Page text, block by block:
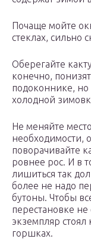
Почаще мойте
стеклах, сильно
Оберегайте
конечно,
подоконнике,
холодной
Не меняйте
необходимости,
поворачивайте
ровнее рос. И в
лишиться так
более не надо
бутоны. Чтобы
перестановке
экземпляр стоял
горшках.